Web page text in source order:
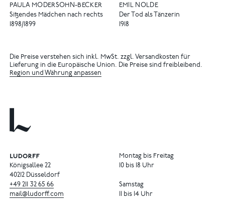
PAULA MODERSOHN-BECKER
Sitzendes Mädchen nach rechts
1898/1899
EMIL NOLDE
Der Tod als Tänzerin
1918
Die Preise verstehen sich inkl. MwSt. zzgl. Versandkosten für
Lieferung in die Europäische Union. Die Preise sind freibleibend.
Region und Währung anpassen
Königsallee 22
40212 Düsseldorf
+49 211 32 65 66
mail@ludorff.com
Montag bis Freitag
10 bis 18 Uhr
Samstag
11 bis 14 Uhr